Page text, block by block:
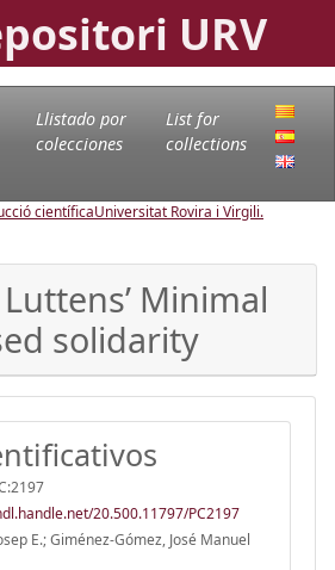
URV
Llistado por
colecciones
List for
collections
científicaUniversitat Rovira i Virgili.
Minimal
solidarity
20.500.11797/PC2197
E.; Giménez-Gómez, José Manuel